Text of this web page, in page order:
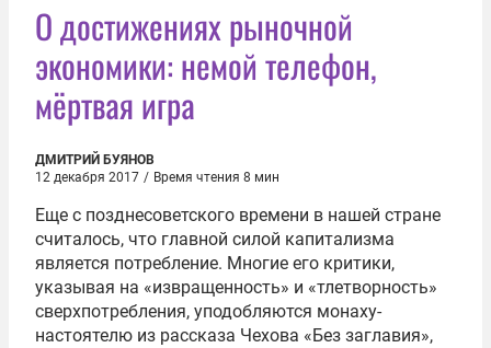
О достижениях рыночной
экономики: немой телефон,
мёртвая игра
ДМИТРИЙ БУЯНОВ
12 декабря 2017 / Время чтения 8 мин
Еще с позднесоветского времени в нашей стране
считалось, что главной силой капитализма
является потребление. Многие его критики,
указывая на «извращенность» и «тлетворность»
сверхпотребления, уподобляются монаху-
настоятелю из рассказа Чехова «Без заглавия»,